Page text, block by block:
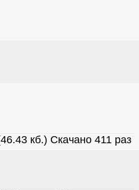
кб.) Скачано 411 раз